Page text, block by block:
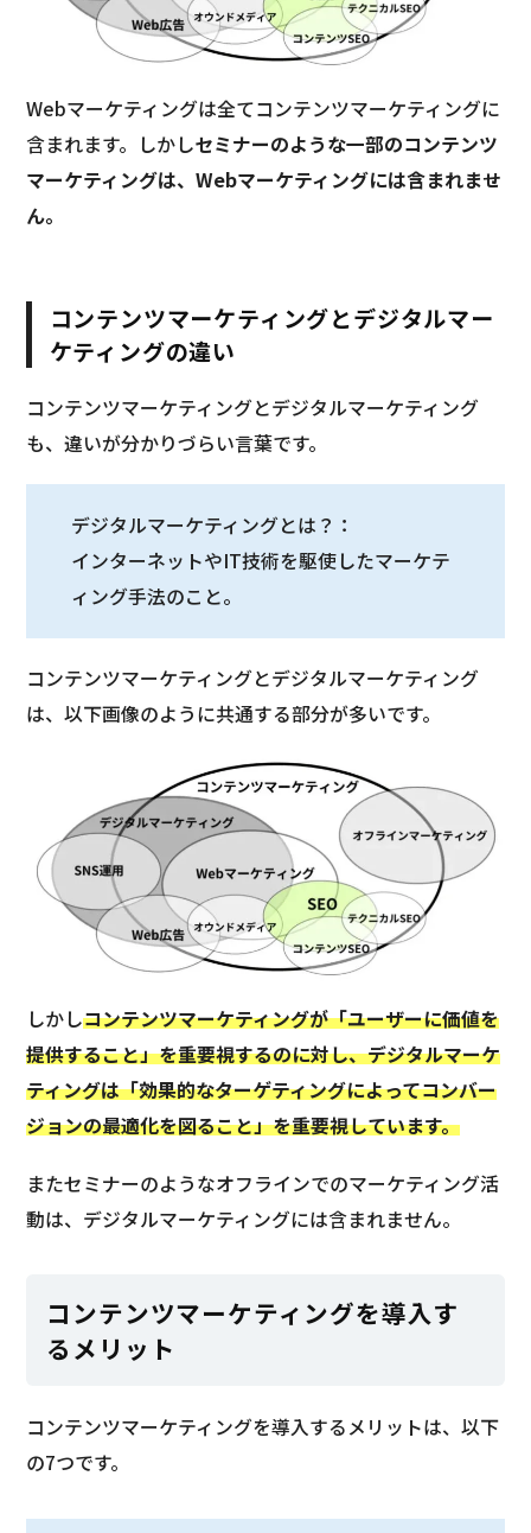
Webマーケティングは全てコンテンツマーケティングに
含まれます。しかしセミナーのような一部のコンテンツ
マーケティングは、Webマーケティングには含まれませ
ん。
コンテンツマーケティングとデジタルマー
ケティングの違い
コンテンツマーケティングとデジタルマーケティング
も、違いが分かりづらい言葉です。
デジタルマーケティングとは？：
インターネットやIT技術を駆使したマーケテ
ィング手法のこと。
コンテンツマーケティングとデジタルマーケティング
は、以下画像のように共通する部分が多いです。
しかしコンテンツマーケティングが「ユーザーに価値を
提供すること」を重要視するのに対し、デジタルマーケ
ティングは「効果的なターゲティングによってコンバー
ジョンの最適化を図ること」を重要視しています。
またセミナーのようなオフラインでのマーケティング活
動は、デジタルマーケティングには含まれません。
コンテンツマーケティングを導入す
るメリット
コンテンツマーケティングを導入するメリットは、以下
の7つです。